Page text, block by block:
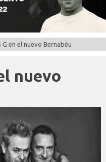
en el nuevo Bernabéu
nuevo